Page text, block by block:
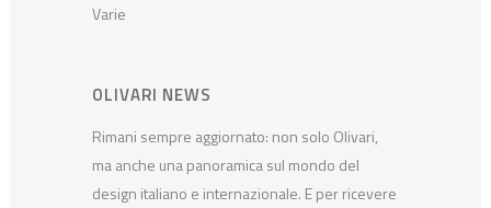
Varie
OLIVARI NEWS
Rimani sempre aggiornato: non solo Olivari,
ma anche una panoramica sul mondo del
design italiano e internazionale. E per ricevere